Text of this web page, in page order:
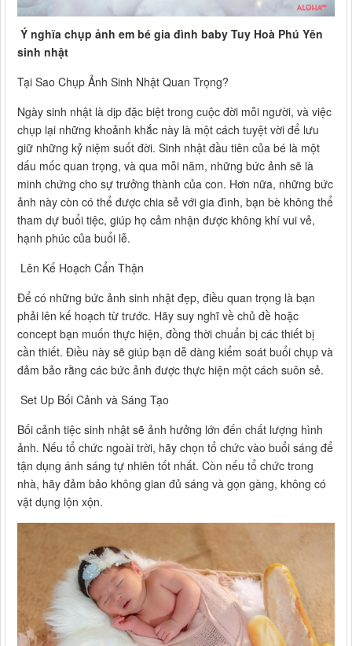
Ý nghĩa chụp ảnh em bé gia đình baby Tuy Hoà Phú Yên
sinh nhật
Tại Sao Chụp Ảnh Sinh Nhật Quan Trọng?
Ngày sinh nhật là dịp đặc biệt trong cuộc đời mỗi người, và việc
chụp lại những khoảnh khắc này là một cách tuyệt vời để lưu
giữ những kỷ niệm suốt đời. Sinh nhật đầu tiên của bé là một
dấu mốc quan trọng, và qua mỗi năm, những bức ảnh sẽ là
minh chứng cho sự trưởng thành của con. Hơn nữa, những bức
ảnh này còn có thể được chia sẻ với gia đình, bạn bè không thể
tham dự buổi tiệc, giúp họ cảm nhận được không khí vui vẻ,
hạnh phúc của buổi lễ.
Lên Kế Hoạch Cẩn Thận
Để có những bức ảnh sinh nhật đẹp, điều quan trọng là bạn
phải lên kế hoạch từ trước. Hãy suy nghĩ về chủ đề hoặc
concept bạn muốn thực hiện, đồng thời chuẩn bị các thiết bị
cần thiết. Điều này sẽ giúp bạn dễ dàng kiểm soát buổi chụp và
đảm bảo rằng các bức ảnh được thực hiện một cách suôn sẻ.
Set Up Bối Cảnh và Sáng Tạo
Bối cảnh tiệc sinh nhật sẽ ảnh hưởng lớn đến chất lượng hình
ảnh. Nếu tổ chức ngoài trời, hãy chọn tổ chức vào buổi sáng để
tận dụng ánh sáng tự nhiên tốt nhất. Còn nếu tổ chức trong
nhà, hãy đảm bảo không gian đủ sáng và gọn gàng, không có
vật dụng lộn xộn.